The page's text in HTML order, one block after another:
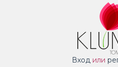
Вход или